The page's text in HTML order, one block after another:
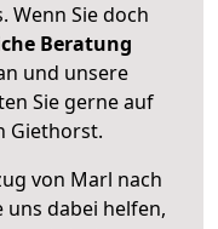
Wenn Sie doch
Beratung
und unsere
Sie gerne auf
Giethorst.
von Marl nach
uns dabei helfen,